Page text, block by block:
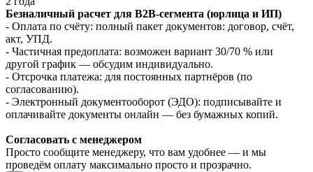
Безналичный расчет для B2B‑сегмента (юрлица и ИП)
- Оплата по счёту: полный пакет документов: договор, счёт,
акт, УПД.
- Частичная предоплата: возможен вариант 30/70 % или
другой график — обсудим индивидуально.
- Отсрочка платежа: для постоянных партнёров (по
согласованию).
- Электронный документооборот (ЭДО): подписывайте и
оплачивайте документы онлайн — без бумажных копий.
Согласовать с менеджером
Просто сообщите менеджеру, что вам удобнее — и мы
проведём оплату максимально просто и прозрачно.